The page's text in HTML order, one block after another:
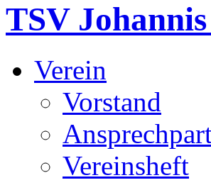
TSV
Verein
Vorstand
Vereinsheft